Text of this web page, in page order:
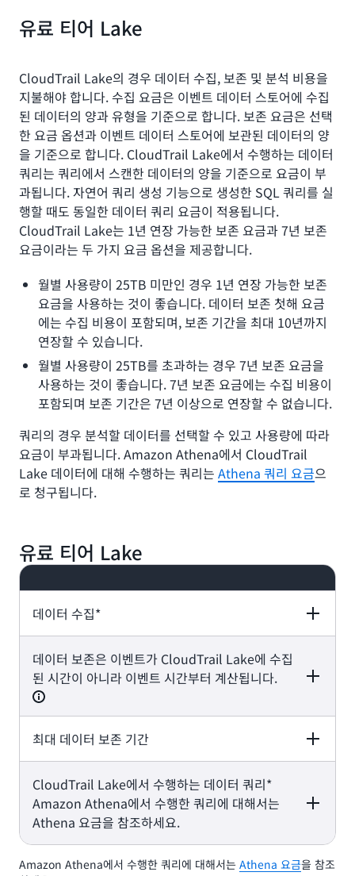
유료 티어 Lake
CloudTrail Lake의 경우 데이터 수집, 보존 및 분석 비용을
지불해야 합니다. 수집 요금은 이벤트 데이터 스토어에 수집
된 데이터의 양과 유형을 기준으로 합니다. 보존 요금은 선택
한 요금 옵션과 이벤트 데이터 스토어에 보관된 데이터의 양
을 기준으로 합니다. CloudTrail Lake에서 수행하는 데이터
쿼리는 쿼리에서 스캔한 데이터의 양을 기준으로 요금이 부
과됩니다. 자연어 쿼리 생성 기능으로 생성한 SQL 쿼리를 실
행할 때도 동일한 데이터 쿼리 요금이 적용됩니다.
CloudTrail Lake는 1년 연장 가능한 보존 요금과 7년 보존
요금이라는 두 가지 요금 옵션을 제공합니다.
월별 사용량이 25TB 미만인 경우 1년 연장 가능한 보존
요금을 사용하는 것이 좋습니다. 데이터 보존 첫해 요금
에는 수집 비용이 포함되며, 보존 기간을 최대 10년까지
연장할 수 있습니다.
월별 사용량이 25TB를 초과하는 경우 7년 보존 요금을
사용하는 것이 좋습니다. 7년 보존 요금에는 수집 비용이
포함되며 보존 기간은 7년 이상으로 연장할 수 없습니다.
쿼리의 경우 분석할 데이터를 선택할 수 있고 사용량에 따라
요금이 부과됩니다. Amazon Athena에서 CloudTrail
Lake 데이터에 대해 수행하는 쿼리는 Athena 쿼리 요금으
로 청구됩니다.
유료 티어 Lake
데이터 수집*
One-year extendable retention
pricing
Seven-year
retention pricing
CloudTrail 관리, 데이터 및 네트워
기타 AWS 및 비 AWS 감사 가능 데
이터 소스**: GB당 0.50 USD
다음 20TB/월: GB
당 1 USD
25TB 이상/월: GB
당 0.50 USD
데이터 보존은 이벤트가 CloudTrail Lake에 수집
된 시간이 아니라 이벤트 시간부터 계산됩니다.
One-year extendable
Seven-year retention
데이터 보존 첫해 요금에는
수집 비용이 포함됩니다.
월별 GB당 0.023 USD로 데
이터 보존 기간 연장 가능
수집 비용이 포함됩니다.
최대 데이터 보존 기간
One-year extendable
retention pricing
Seven-year
retention pricing
CloudTrail Lake에서 수행하는 데이터 쿼리*
Amazon Athena에서 수행한 쿼리에 대해서는
Athena 요금을 참조하세요.
One-year extendable
Seven-year
Amazon Athena에서 수행한 쿼리에 대해서는 Athena 요금을 참조